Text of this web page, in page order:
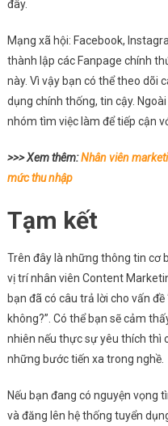
đây.
Mạng xã hội: Facebook,
thành lập các Fanpage chính
này. Vì vậy bạn có thể theo dõi
dụng chính thống, tin cậy.
nhóm tìm việc làm để tiếp cận
>>> Xem thêm:Nhân viên
mức thu nhập
Tạm kết
Trên đây là những thông tin cơ
vị trí nhân viên Content
bạn đã có câu trả lời cho vấn
không?”. Có thể bạn sẽ cảm
nhiên nếu thực sự yêu thích thì
những bước tiến xa trong nghề.
Nếu bạn đang có nguyện vọng
và đăng lên hệ thống tuyển